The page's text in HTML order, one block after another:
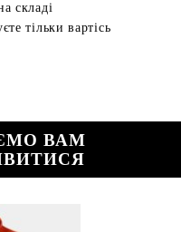
складі
тільки вартісь
ВАМ